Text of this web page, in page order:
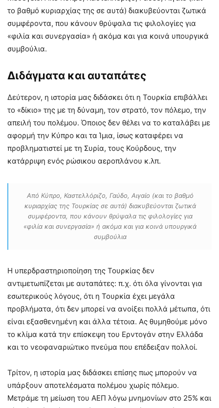
το βαθμό κυριαρχίας της σε αυτά) διακυβεύονται ζωτικά
συμφέροντα, που κάνουν θρύψαλα τις φιλολογίες για
«φιλία και συνεργασία» ή ακόμα και για κοινά υπουργικά
συμβούλια.
Διδάγματα και αυταπάτες
Δεύτερον, η ιστορία μας διδάσκει ότι η Τουρκία επιβάλλει
το «δίκιο» της με τη δύναμη, τον στρατό, τον πόλεμο, την
απειλή του πολέμου. Όποιος δεν θέλει να το καταλάβει με
αφορμή την Κύπρο και τα Ίμια, ίσως καταφέρει να
προβληματιστεί με τη Συρία, τους Κούρδους, την
κατάρριψη ενός ρώσικου αεροπλάνου κ.λπ.
Από Κύπρο, Καστελλόριζο, Γαύδο, Αιγαίο (και το βαθμό
κυριαρχίας της Τουρκίας σε αυτά) διακυβεύονται ζωτικά
συμφέροντα, που κάνουν θρύψαλα τις φιλολογίες για
«φιλία και συνεργασία» ή ακόμα και για κοινά υπουργικά
συμβούλια
Η υπερδραστηριοποίηση της Τουρκίας δεν
αντιμετωπίζεται με αυταπάτες: π.χ. ότι όλα γίνονται για
εσωτερικούς λόγους, ότι η Τουρκία έχει μεγάλα
προβλήματα, ότι δεν μπορεί να ανοίξει πολλά μέτωπα, ότι
είναι εξασθενημένη και άλλα τέτοια. Ας θυμηθούμε μόνο
το κλίμα κατά την επίσκεψη του Ερντογάν στην Ελλάδα
και το νεοφαναριώτικο πνεύμα που επέδειξαν πολλοί.
Τρίτον, η ιστορία μας διδάσκει επίσης πως μπορούν να
υπάρξουν αποτελέσματα πολέμου χωρίς πόλεμο.
Μετράμε τη μείωση του ΑΕΠ λόγω μνημονίων στο 25% και